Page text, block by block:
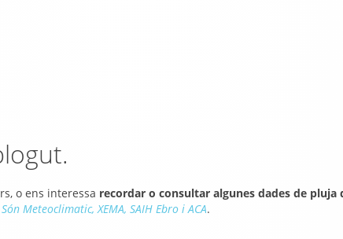
o ens interessa recordar o consultar algunes dades de pluja
Són Meteoclimatic, XEMA, SAIH Ebro i ACA.